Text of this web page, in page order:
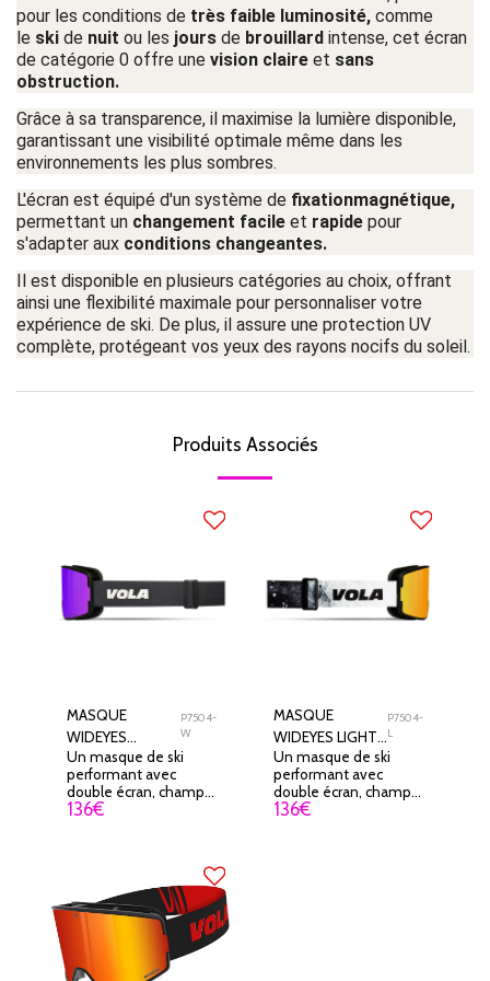
pour les conditions de très faible luminosité, comme
le ski de nuit ou les jours de brouillard intense, cet écran
de catégorie 0 offre une vision claire et sans
obstruction.
Grâce à sa transparence, il maximise la lumière disponible,
garantissant une visibilité optimale même dans les
environnements les plus sombres.
L'écran est équipé d'un système de fixationmagnétique,
permettant un changement facile et rapide pour
s'adapter aux conditions changeantes.
Il est disponible en plusieurs catégories au choix, offrant
ainsi une flexibilité maximale pour personnaliser votre
expérience de ski. De plus, il assure une protection UV
complète, protégeant vos yeux des rayons nocifs du soleil.
Produits Associés
MASQUE
WIDEYES
WARRIOR VOLA
P7504-
W
Un masque de ski
performant avec
double écran, champ
de vision XXL et
136€
MASQUE
WIDEYES LIGHT
VOLA
P7504-
L
Un masque de ski
performant avec
double écran, champ
de vision XXL et
136€